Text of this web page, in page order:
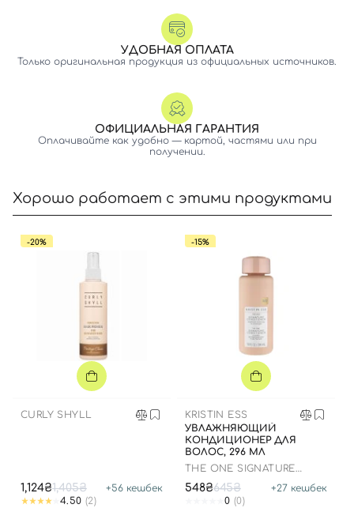
УДОБНАЯ ОПЛАТА
Только оригинальная продукция из официальных источников.
ОФИЦИАЛЬНАЯ ГАРАНТИЯ
Оплачивайте как удобно — картой, частями или при
получении.
Хорошо работает с этими продуктами
-20%
CURLY SHYLL
1,124₴1,405₴ +56 кешбек
4.50 (2)
-15%
KRISTIN ESS
УВЛАЖНЯЮЩИЙ
КОНДИЦИОНЕР ДЛЯ
ВОЛОС, 296 МЛ
THE ONE SIGNATURE
548₴645₴ +27 кешбек
0 (0)